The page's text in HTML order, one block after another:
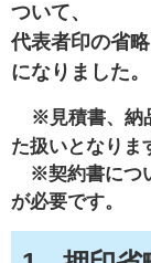
ついて、
代表者印の省
になりました。
※見積書、 納
た扱いとなりま
※契約書につ
が必要です。